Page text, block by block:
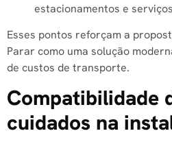
estacionamentos e
Esses pontos reforçam a
Parar como uma solução
de custos de transporte.
Compatibilidade
cuidados na